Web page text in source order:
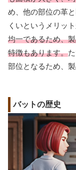
め、他の部位の革
くいというメリッ
均一であるため、
特徴もあります。
部位となるため、
バットの歴史